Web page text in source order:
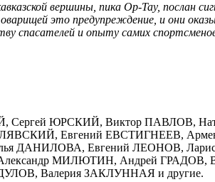
вершины, пика Ор-Тау, послан
это предупреждение, и они
спасателей и опыту самих
ЮРСКИЙ, Виктор ПАВЛОВ,
Евгений ЕВСТИГНЕЕВ,
ДАНИЛОВА, Евгений ЛЕОНОВ,
МИЛЮТИН, Андрей ГРАДОВ,
Валерия ЗАКЛУННАЯ и другие.